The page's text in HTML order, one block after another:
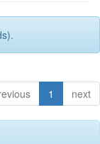
1 next